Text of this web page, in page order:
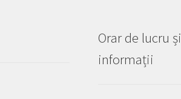
Orar de lucru și
informații